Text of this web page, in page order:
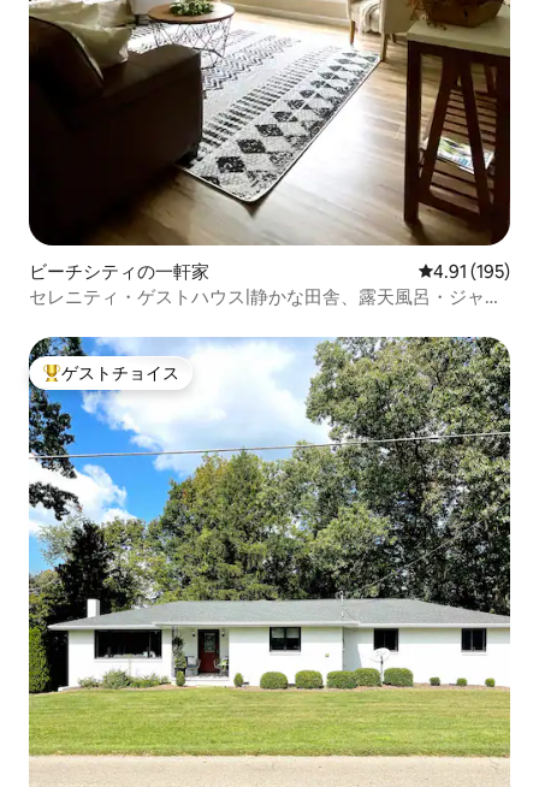
ビーチシティの一軒家 レビュー195
4.91 (195)
セレニティ・ゲストハウス|静かな田舎、露天風呂・ジャグ
大好評のゲストチョイスです。
ゲストチョイス